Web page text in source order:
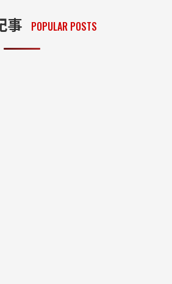
事 POPULAR POSTS